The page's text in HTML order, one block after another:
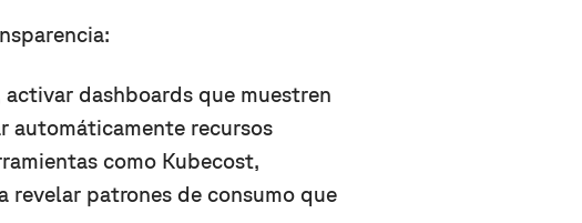
dashboards que muestren
automáticamente recursos
como Kubecost,
revelar patrones de consumo que